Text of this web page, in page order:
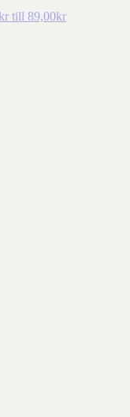
till 89,00kr